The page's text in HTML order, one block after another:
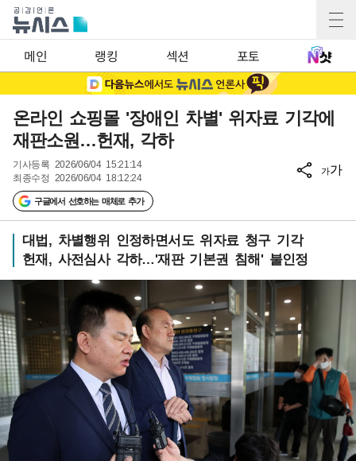
메인 랭킹 섹션 포토
온라인 쇼핑몰 '장애인 차별' 위자료 기각에
재판소원…헌재, 각하
기사등록 2026/06/04 15:21:14
최종수정 2026/06/04 18:12:24
구글에서 선호하는 매체로 추가
가가
대법, 차별행위 인정하면서도 위자료 청구 기각
헌재, 사전심사 각하…'재판 기본권 침해' 불인정